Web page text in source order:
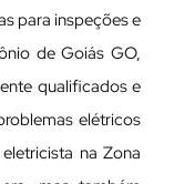
para inspeções e
de Goiás GO,
qualificados e
elétricos
na Zona